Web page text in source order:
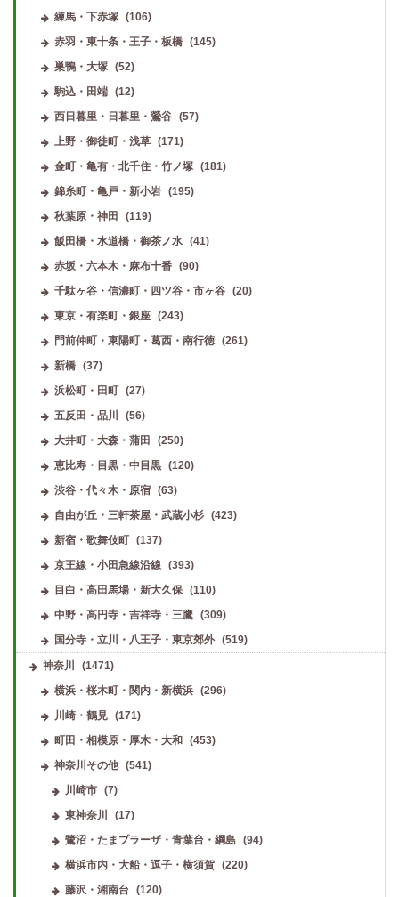
練馬・下赤塚
(106)
赤羽・東十条・王子・板橋
(145)
巣鴨・大塚
(52)
駒込・田端
(12)
西日暮里・日暮里・鶯谷
(57)
上野・御徒町・浅草
(171)
金町・亀有・北千住・竹ノ塚
(181)
錦糸町・亀戸・新小岩
(195)
秋葉原・神田
(119)
飯田橋・水道橋・御茶ノ水
(41)
赤坂・六本木・麻布十番
(90)
千駄ヶ谷・信濃町・四ツ谷・市ヶ谷
(20)
東京・有楽町・銀座
(243)
門前仲町・東陽町・葛西・南行徳
(261)
新橋
(37)
浜松町・田町
(27)
五反田・品川
(56)
大井町・大森・蒲田
(250)
恵比寿・目黒・中目黒
(120)
渋谷・代々木・原宿
(63)
自由が丘・三軒茶屋・武蔵小杉
(423)
新宿・歌舞伎町
(137)
京王線・小田急線沿線
(393)
目白・高田馬場・新大久保
(110)
中野・高円寺・吉祥寺・三鷹
(309)
国分寺・立川・八王子・東京郊外
(519)
神奈川
(1471)
横浜・桜木町・関内・新横浜
(296)
川崎・鶴見
(171)
町田・相模原・厚木・大和
(453)
神奈川その他
(541)
川崎市 (7)
東神奈川
(17)
鷺沼・たまプラーザ・青葉台・綱島 (94)
横浜市内・大船・逗子・横須賀 (220)
藤沢・湘南台 (120)